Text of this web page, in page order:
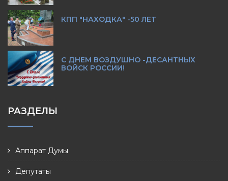
КПП "НАХОДКА" -50 ЛЕТ
С ДНЕМ ВОЗДУШНО -ДЕСАНТНЫХ
ВОЙСК РОССИИ!
РАЗДЕЛЫ
Аппарат Думы
Депутаты